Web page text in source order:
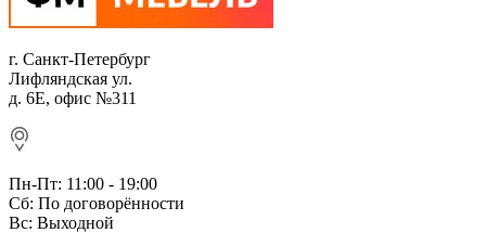
г. Санкт-Петербург
Лифляндская ул.
д. 6Е, офис №311
Пн-Пт: 11:00 - 19:00
Сб: По договорённости
Вс: Выходной